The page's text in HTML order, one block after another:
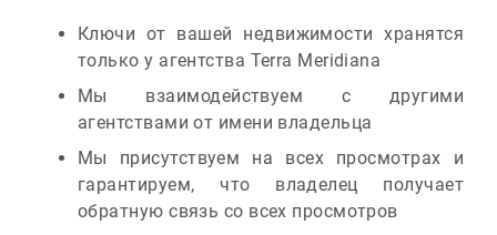
Ключи от вашей недвижимости хранятся
только у агентства Terra Meridiana
Мы взаимодействуем с другими
агентствами от имени владельца
Мы присутствуем на всех просмотрах и
гарантируем, что владелец получает
обратную связь со всех просмотров